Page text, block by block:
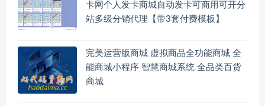
卡网个人发卡商城自动发卡可商用可开分
站多级分销代理【带3套付费模板】
完美运营版商城 虚拟商品全功能商城 全
能商城小程序 智慧商城系统 全品类百货
商城